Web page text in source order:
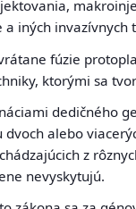
iných invazívnych
fúzie
ktorými sa
dedičného
alebo
z
nevyskytujú.